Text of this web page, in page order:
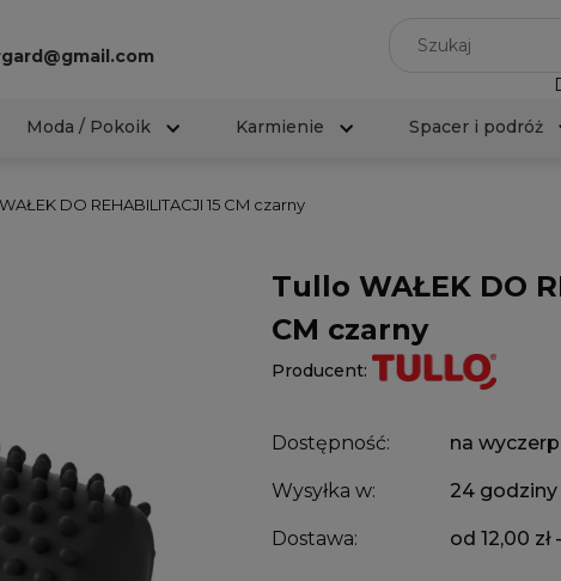
Moda / Pokoik Karmienie Spacer i podróż
DO REHABILITACJI 15 CM czarny
Tullo WAŁEK DO
CM czarny
Producent:
Dostępność: na
Wysyłka w: 24 godziny
Dostawa: od 12,00 zł